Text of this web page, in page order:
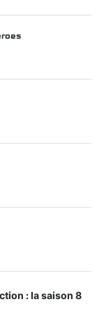
: la saison 8